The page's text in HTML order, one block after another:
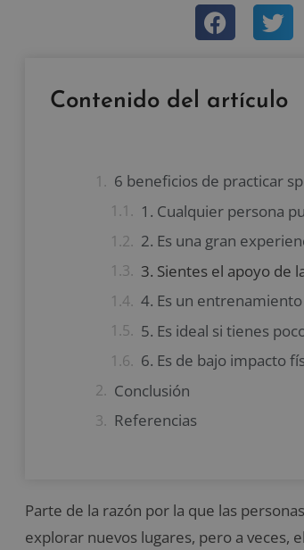
Contenido del artículo
6 beneficios de practicar
1. Cualquier persona
2. Es una gran
3. Sientes el apoyo de
4. Es un
5. Es ideal si tienes
6. Es de bajo impacto
Conclusión
Referencias
Parte de la razón por la que las
explorar nuevos lugares, pero a veces,